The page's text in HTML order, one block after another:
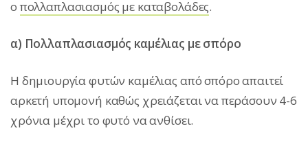
ο πολλαπλασιασμός με καταβολάδες.
α) Πολλαπλασιασμός καμέλιας με σπόρο
Η δημιουργία φυτών καμέλιας από σπόρο απαιτεί
αρκετή υπομονή καθώς χρειάζεται να περάσουν 4-6
χρόνια μέχρι το φυτό να ανθίσει.